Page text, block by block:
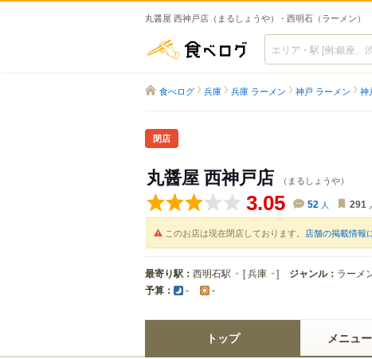
丸醤屋 西神戸店（まるしょうや） - 西明石（ラーメン）
食べログ
食べログ 兵庫 兵庫 ラーメン 神戸 ラーメン 神
閉店
丸醤屋 西神戸店 （まるしょうや）
3.05 52 人 291
このお店は現在閉店しております。 店舗の掲載情報
最寄り駅： 西明石駅 [兵庫 ] ジャンル： ラーメ
予算： - -
トップ メニュ